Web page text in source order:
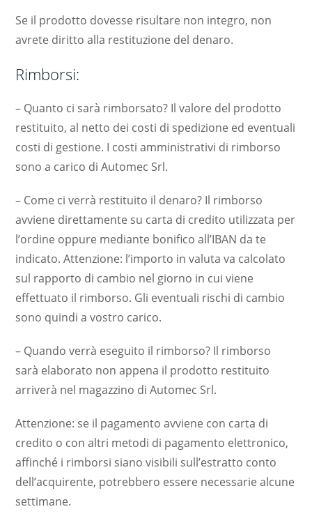
Se il prodotto dovesse risultare non integro, non
avrete diritto alla restituzione del denaro.
Rimborsi:
– Quanto ci sarà rimborsato? Il valore del prodotto
restituito, al netto dei costi di spedizione ed eventuali
costi di gestione. I costi amministrativi di rimborso
sono a carico di Automec Srl.
– Come ci verrà restituito il denaro? Il rimborso
avviene direttamente su carta di credito utilizzata per
l’ordine oppure mediante bonifico all’IBAN da te
indicato. Attenzione: l’importo in valuta va calcolato
sul rapporto di cambio nel giorno in cui viene
effettuato il rimborso. Gli eventuali rischi di cambio
sono quindi a vostro carico.
– Quando verrà eseguito il rimborso? Il rimborso
sarà elaborato non appena il prodotto restituito
arriverà nel magazzino di Automec Srl.
Attenzione: se il pagamento avviene con carta di
credito o con altri metodi di pagamento elettronico,
affinché i rimborsi siano visibili sull’estratto conto
dell’acquirente, potrebbero essere necessarie alcune
settimane.